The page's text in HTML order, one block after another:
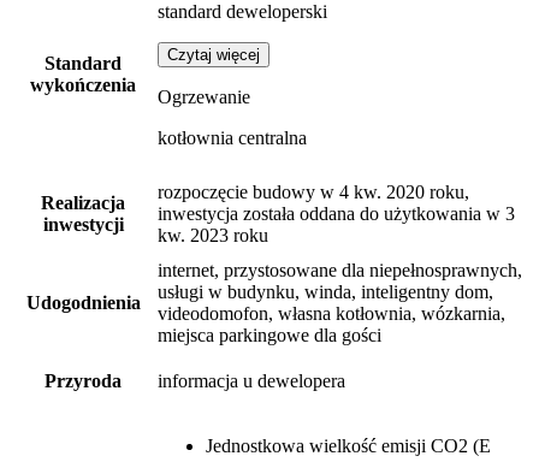
Standard
wykończenia
standard deweloperski
Czytaj więcej
Ogrzewanie
kotłownia centralna
Realizacja
inwestycji
rozpoczęcie budowy w 4 kw. 2020 roku,
inwestycja została oddana do użytkowania w 3
kw. 2023 roku
Udogodnienia
internet, przystosowane dla niepełnosprawnych,
usługi w budynku, winda, inteligentny dom,
videodomofon, własna kotłownia, wózkarnia,
miejsca parkingowe dla gości
Przyroda informacja u dewelopera
Jednostkowa wielkość emisji CO2 (E